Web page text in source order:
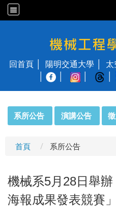
國立陽明交通
回首頁 陽明交通大學 太
系所公告 演講公告
首頁 系所公告
機械系5月28日舉
海報成果發表競賽